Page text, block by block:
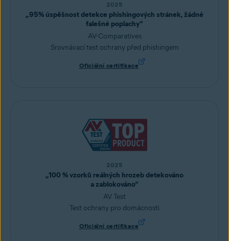
2025
„95% úspěšnost detekce phishingových stránek, žádné
falešné poplachy“
AV-Comparatives
Srovnávací test ochrany před phishingem
Oficiální certifikace
2025
„100 % vzorků reálných hrozeb detekováno
a zablokováno“
AV Test
Test ochrany pro domácnosti
Oficiální certifikace